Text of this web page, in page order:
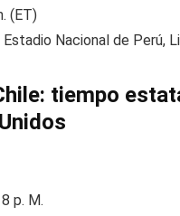
(ET)
Estadio Nacional de Perú,
tiempo
8 p. M.